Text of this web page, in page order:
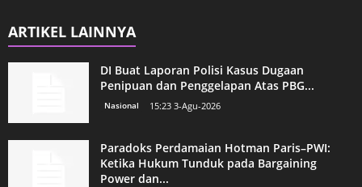
ARTIKEL LAINNYA
DI Buat Laporan Polisi Kasus Dugaan
Penipuan dan Penggelapan Atas PBG...
Nasional 15:23 3-Agu-2026
Paradoks Perdamaian Hotman Paris–PWI:
Ketika Hukum Tunduk pada Bargaining
Power dan...